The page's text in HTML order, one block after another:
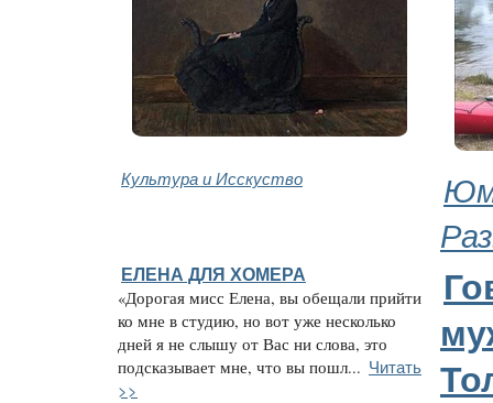
Культура и Исскуство
ЕЛЕНА ДЛЯ ХОМЕРА
«Дорогая мисс Елена, вы обещали прийти
ко мне в студию, но вот уже несколько
дней я не слышу от Вас ни слова, это
подсказывает мне, что вы пошл... Читать
>>